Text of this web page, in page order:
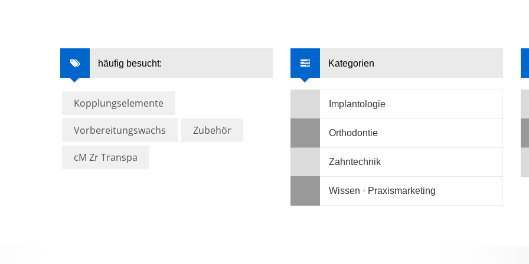
häufig besucht:
Kopplungselemente
Vorbereitungswachs Zubehör
cM Zr Transpa
Kategorien
Implantologie
Orthodontie
Zahntechnik
Wissen · Praxismarketing